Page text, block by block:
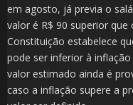
em agosto, já previa o
valor é R$ 90 superior
Constituição estabelece
pode ser inferior à
valor estimado ainda é
caso a inflação supere a